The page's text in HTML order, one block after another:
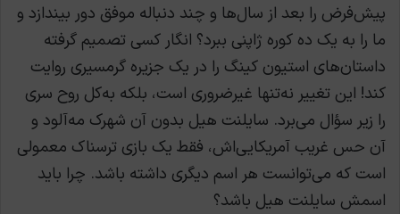
پیش‌فرض را بعد از سال‌ها و چند دنباله موفق دور بیندازد و
ما را به یک ده کوره ژاپنی ببرد؟ انگار کسی تصمیم گرفته
داستان‌های استیون کینگ را در یک جزیره گرمسیری روایت
کند! این تغییر نه‌تنها غیرضروری است، بلکه به‌کل روح سری
را زیر سؤال می‌برد. سایلنت هیل بدون آن شهرک مه‌آلود و
آن حس غریب آمریکایی‌اش، فقط یک بازی ترسناک معمولی
است که می‌توانست هر اسم دیگری داشته باشد. چرا باید
اسمش سایلنت هیل باشد؟